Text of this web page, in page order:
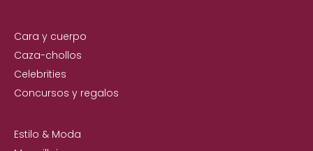
Cara y cuerpo
Caza-chollos
Celebrities
Concursos y regalos
Estilo & Moda